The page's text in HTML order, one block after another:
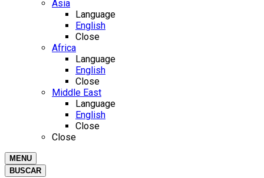
Asia
Language
English
Close
Africa
Language
English
Close
Middle East
Language
English
Close
Close
MENU
BUSCAR